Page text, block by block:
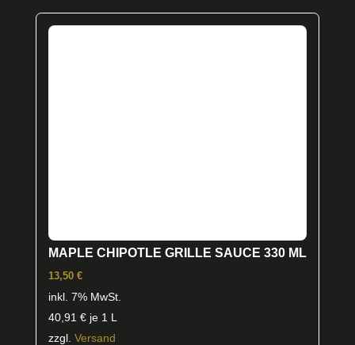
MAPLE CHIPOTLE GRILLE SAUCE 330 ML
13,50 €
inkl. 7% MwSt.
40,91 €je 1 L
zzgl. Versand